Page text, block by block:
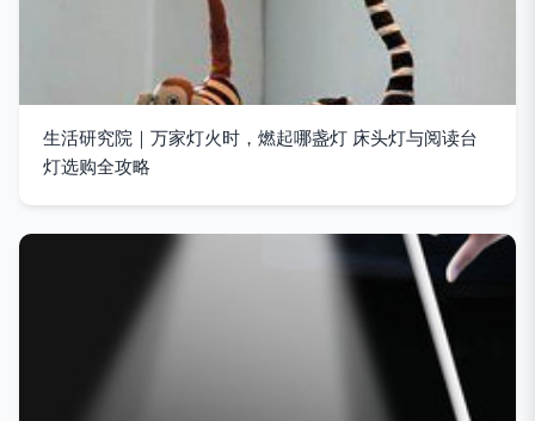
生活研究院｜万家灯火时，燃起哪盏灯 床头灯与阅读台
灯选购全攻略